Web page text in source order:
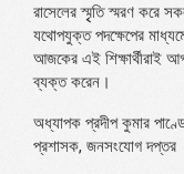
রাসেলের স্মৃৃতি স্মরণ করে
যথোপযুক্ত পদক্ষেপের
আজকের এই শিক্ষার্থীরাই
ব্যক্ত করেন।
অধ্যাপক প্রদীপ কুমার
প্রশাসক, জনসংযোগ দপ্তর